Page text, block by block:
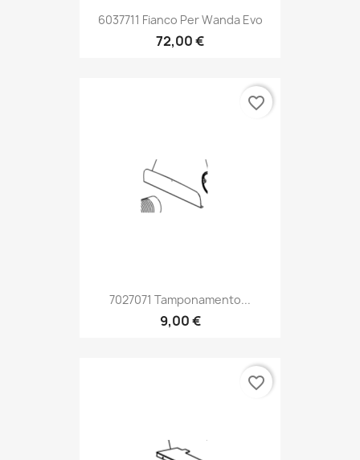
6037711 Fianco Per Wanda Evo
72,00 €
7027071 Tamponamento...
9,00 €
favorite_border
favorite_border